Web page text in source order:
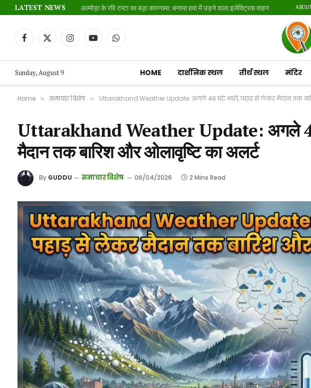
LATEST NEWS अल्मोड़ा के रवि टम्टा का बड़ा कारनामा: बनाया हवा में उड़ने वाला इलेक्ट्रिक वाहन
Facebook
X
InstagramYouTubeWhatsApp
Sunday, August 9 HOME दार्शनिक स्थल तीर्थ स्थल मंदिर
Home » समाचार विशेष » Uttarakhand Weather Update: अगले 48 घंटे भारी, पहाड़ से लेकर मैदान तक
Uttarakhand Weather Update: अगले
मैदान तक बारिश और ओलावृष्टि का अलर्ट
By GUDDU समाचार विशेष 06/04/2026 2 Mins Read